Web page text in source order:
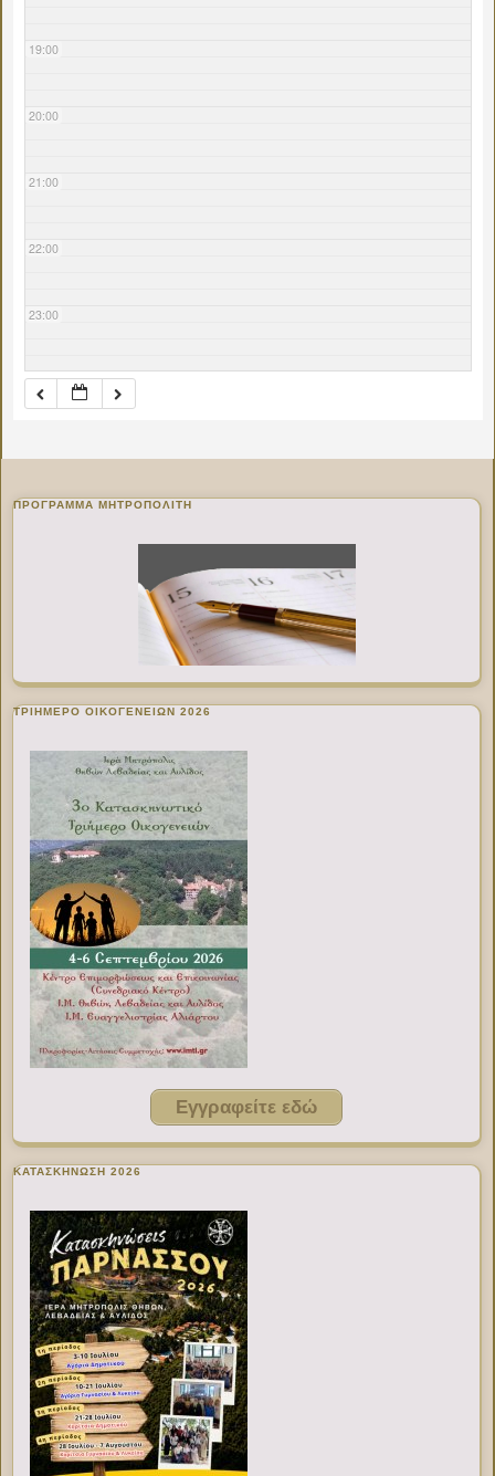
19:00
20:00
21:00
22:00
23:00
ΠΡΌΓΡΑΜΜΑ ΜΗΤΡΟΠΟΛΊΤΗ
ΤΡΙΗΜΕΡΟ ΟΙΚΟΓΕΝΕΙΩΝ 2026
Εγγραφείτε εδώ
ΚΑΤΑΣΚΗΝΩΣΗ 2026